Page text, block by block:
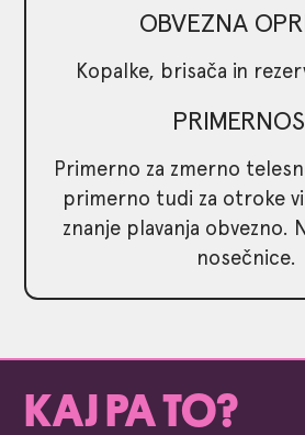
OBVEZNA
Kopalke, brisača in
Primerno za zmerno
primerno tudi za otroke
znanje plavanja obvezno.
nosečnice.
KAJ PA TO?​